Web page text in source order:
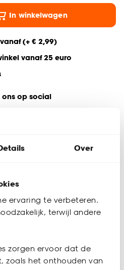
Over
ervaring te verbeteren.
terwijl andere
zorgen ervoor dat de
zoals het onthouden van
In winkelwagen
(+ € 2,99)
vanaf 25 euro
op social
staal, geschikt voor
0484126